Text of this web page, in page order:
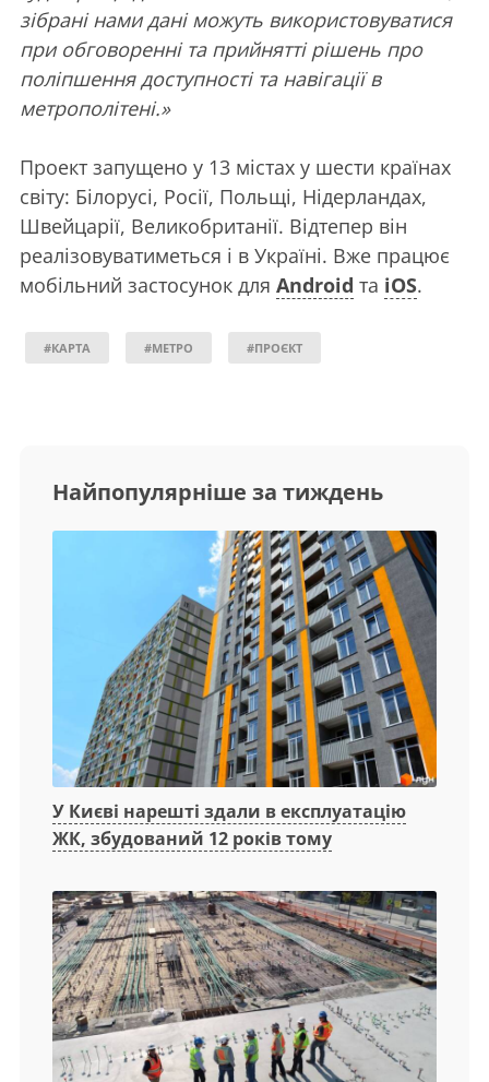
зібрані нами дані можуть використовуватися
при обговоренні та прийнятті рішень про
поліпшення доступності та навігації в
метрополітені.»
Проект запущено у 13 містах у шести країнах
світу: Білорусі, Росії, Польщі, Нідерландах,
Швейцарії, Великобританії. Відтепер він
реалізовуватиметься і в Україні. Вже працює
мобільний застосунок для Android та iOS.
#КАРТА #МЕТРО #ПРОЄКТ
Найпопулярніше за тиждень
У Києві нарешті здали в експлуатацію
ЖК, збудований 12 років тому